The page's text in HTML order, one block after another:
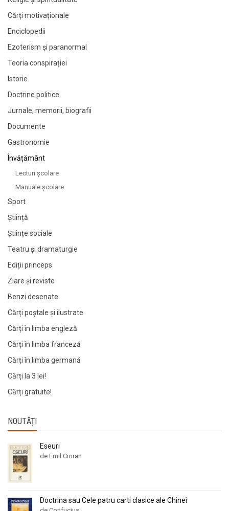
Cărți motivaționale
Enciclopedii
Ezoterism și paranormal
Teoria conspirației
Istorie
Doctrine politice
Jurnale, memorii, biografii
Documente
Gastronomie
Învățământ
Lecturi şcolare
Manuale şcolare
Sport
Știință
Științe sociale
Teatru și dramaturgie
Ediții princeps
Ziare şi reviste
Benzi desenate
Cărți poștale și ilustrate
Cărți în limba engleză
Cărți în limba franceză
Cărți în limba germană
Cărți la 3 lei!
Cărți gratuite!
NOUTĂȚI
Eseuri
de Emil Cioran
Doctrina sau Cele patru carti clasice ale Chinei